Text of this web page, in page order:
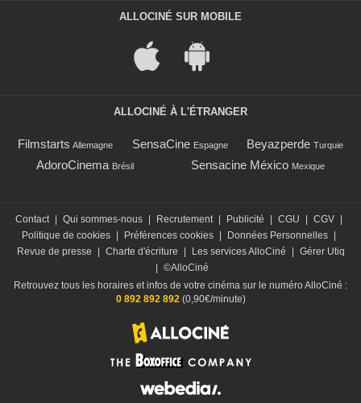
ALLOCINÉ SUR MOBILE
ALLOCINÉ À L'ÉTRANGER
Filmstarts Allemagne SensaCine Espagne Beyazperde Turquie
AdoroCinema Brésil Sensacine México Mexique
Contact Qui sommes-nous Recrutement Publicité CGU CGV
Politique de cookies
Préférences cookies Données Personnelles
Revue de presse
Charte d'écriture Les services AlloCiné
Gérer Utiq
©AlloCiné
Retrouvez tous les horaires et infos de votre cinéma sur le numéro AlloCiné :
0 892 892 892(0,90€/minute)